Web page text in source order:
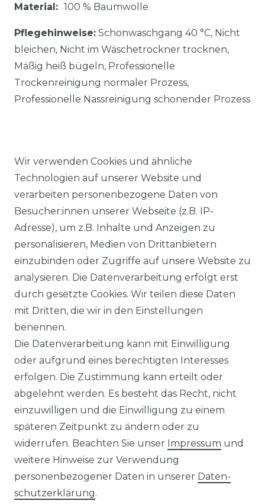
Material: 100 % Baumwolle
Pflegehinweise: Schonwaschgang 40 °C, Nicht
bleichen, Nicht im Wäschetrockner trocknen,
Mäßig heiß bügeln, Professionelle
Trockenreinigung normaler Prozess,
Professionelle Nassreinigung schonender Prozess
Ähnlicher Artikel
Venti - Body Fit -
Bügelleichtes Herren Langarm
Hemd (134134900)
UVP 49,99 €
ab 47,99 € *
Impressum Daten­schutz­erklärung
Wir verwenden Cookies und ähnliche
Technologien auf unserer Website und
verarbeiten personenbezogene Daten von
Besucher:innen unserer Webseite (z.B. IP-
Adresse), um z.B. Inhalte und Anzeigen zu
personalisieren, Medien von Drittanbietern
einzubinden oder Zugriffe auf unsere Website zu
analysieren. Die Datenverarbeitung erfolgt erst
durch gesetzte Cookies. Wir teilen diese Daten
mit Dritten, die wir in den Einstellungen
benennen.
Die Datenverarbeitung kann mit Einwilligung
oder aufgrund eines berechtigten Interesses
erfolgen. Die Zustimmung kann erteilt oder
abgelehnt werden. Es besteht das Recht, nicht
einzuwilligen und die Einwilligung zu einem
späteren Zeitpunkt zu ändern oder zu
widerrufen. Beachten Sie unser Impressum und
weitere Hinweise zur Verwendung
personenbezogener Daten in unserer Daten­
schutz­erklärung.